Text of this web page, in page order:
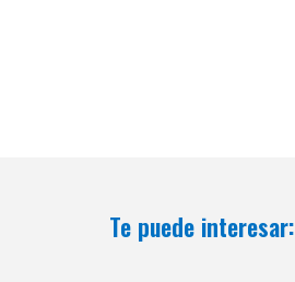
Te puede interesar: